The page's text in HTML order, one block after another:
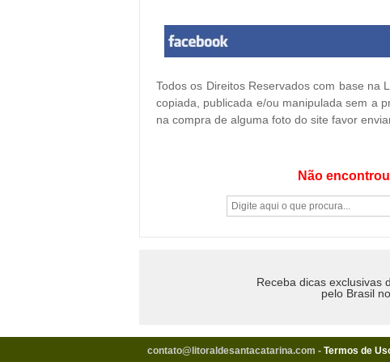
Todos os Direitos Reservados com base na
copiada, publicada e/ou manipulada sem a
na compra de alguma foto do site favor
Não
Receba dicas exclusivas
pelo Brasil
contato@litoraldesantacatarina.com - Termos de